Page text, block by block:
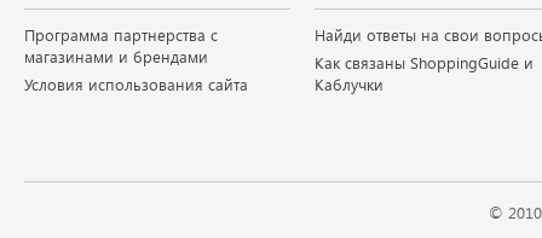
Программа партнерства с
магазинами и брендами
Условия использования сайта
Найди ответы на свои
Как связаны ShoppingGuide и
Каблучки
©